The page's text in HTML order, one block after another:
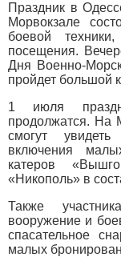
Праздник в
Морвокзале
боевой
посещения.
Дня Военно-
пройдет большой
1 июля
продолжатся. На
смогут
включения
катеров
«Никополь» в
Также
вооружение и
спасательное
малых